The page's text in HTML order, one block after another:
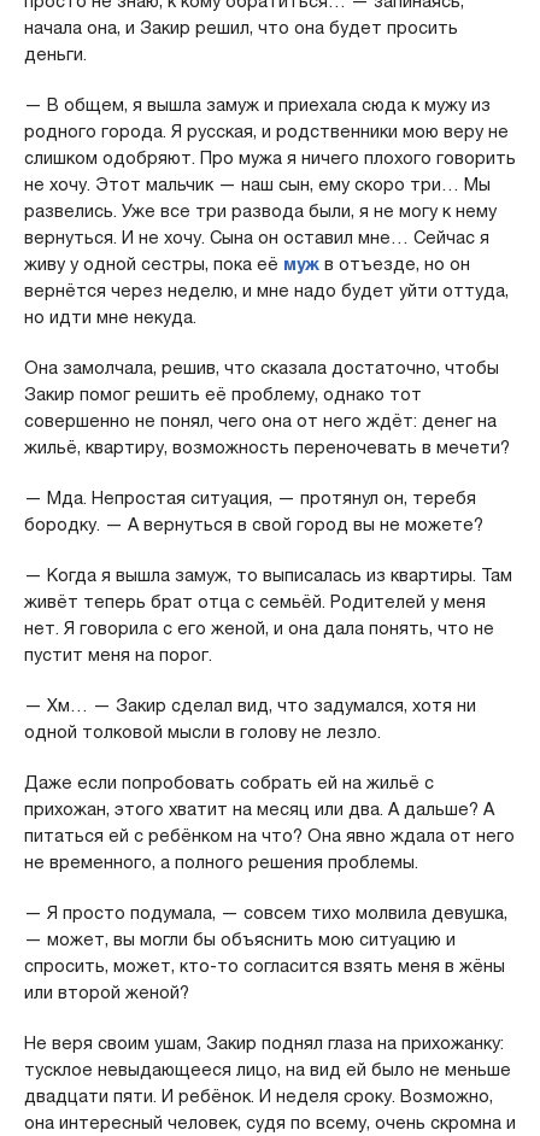
начала она, и Закир решил, что она будет просить
деньги.
— В общем, я вышла замуж и приехала сюда к мужу из
родного города. Я русская, и родственники мою веру не
слишком одобряют. Про мужа я ничего плохого говорить
не хочу. Этот мальчик — наш сын, ему скоро три… Мы
развелись. Уже все три развода были, я не могу к нему
вернуться. И не хочу. Сына он оставил мне… Сейчас я
живу у одной сестры, пока её мужв отъезде, но он
вернётся через неделю, и мне надо будет уйти оттуда,
но идти мне некуда.
Она замолчала, решив, что сказала достаточно, чтобы
Закир помог решить её проблему, однако тот
совершенно не понял, чего она от него ждёт: денег на
жильё, квартиру, возможность переночевать в мечети?
— Мда. Непростая ситуация, — протянул он, теребя
бородку. — А вернуться в свой город вы не можете?
— Когда я вышла замуж, то выписалась из квартиры. Там
живёт теперь брат отца с семьёй. Родителей у меня
нет. Я говорила с его женой, и она дала понять, что не
пустит меня на порог.
— Хм… — Закир сделал вид, что задумался, хотя ни
одной толковой мысли в голову не лезло.
Даже если попробовать собрать ей на жильё с
прихожан, этого хватит на месяц или два. А дальше? А
питаться ей с ребёнком на что? Она явно ждала от него
не временного, а полного решения проблемы.
— Я просто подумала, — совсем тихо молвила девушка,
— может, вы могли бы объяснить мою ситуацию и
спросить, может, кто-то согласится взять меня в жёны
или второй женой?
Не веря своим ушам, Закир поднял глаза на прихожанку:
тусклое невыдающееся лицо, на вид ей было не меньше
двадцати пяти. И ребёнок. И неделя сроку. Возможно,
она интересный человек, судя по всему, очень скромна и